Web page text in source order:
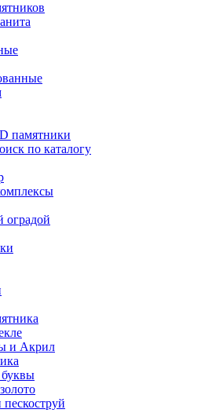
памятники
по каталогу
оградой
и Акрил